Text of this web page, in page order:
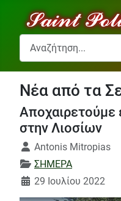
Αναζήτηση...
Νέα από τα
Αποχαιρετούμε
στην Λιοσίων
Λεπτομέρειες
Antonis Mitropias
ΣΗΜΕΡΑ
29 Ιουλίου 2022